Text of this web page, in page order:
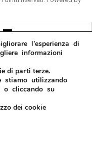
l’esperienza di
informazioni
di parti terze.
utilizzando
o cliccando su
dei cookie